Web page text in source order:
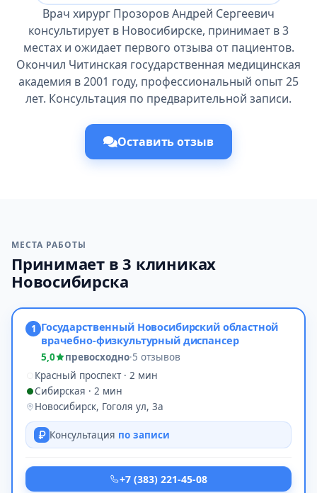
Врач хирург Прозоров Андрей Сергеевич
консультирует в Новосибирске, принимает в 3
местах и ожидает первого отзыва от пациентов.
Окончил Читинская государственная медицинская
академия в 2001 году, профессиональный опыт 25
лет. Консультация по предварительной записи.
Оставить отзыв
МЕСТА РАБОТЫ
Принимает в 3 клиниках
Новосибирска
1 Государственный Новосибирский областной
врачебно-физкультурный диспансер
5,0 превосходно·5 отзывов
Красный проспект · 2 мин
Сибирская · 2 мин
Новосибирск, Гоголя ул, 3а
Консультация по записи
+7 (383) 221-45-08